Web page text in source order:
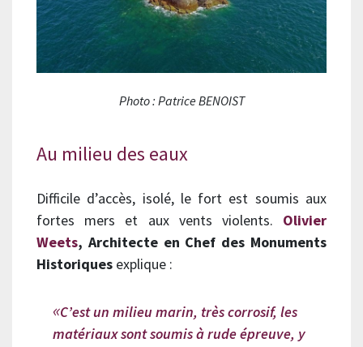
Photo : Patrice BENOIST
Au milieu des eaux
Difficile d’accès, isolé, le fort est soumis aux
fortes mers et aux vents violents. Olivier
Weets, Architecte en Chef des Monuments
Historiques explique :
C’est un milieu marin, très corrosif, les
matériaux sont soumis à rude épreuve, y